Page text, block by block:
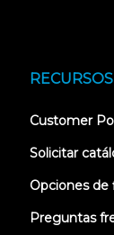
RECURSOS
Customer
Solicitar
Opciones de
Preguntas